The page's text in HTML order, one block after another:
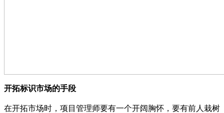
开拓标识市场的手段
在开拓市场时，项目管理师要有一个开阔胸怀，要有前人栽树